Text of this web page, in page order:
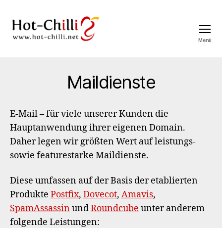
Menü
Maildienste
E-Mail – für viele unserer Kunden die
Hauptanwendung ihrer eigenen Domain.
Daher legen wir größten Wert auf leistungs-
sowie featurestarke Maildienste.
Diese umfassen auf der Basis der etablierten
Produkte Postfix, Dovecot, Amavis,
SpamAssassinundRoundcube unter anderem
folgende Leistungen: